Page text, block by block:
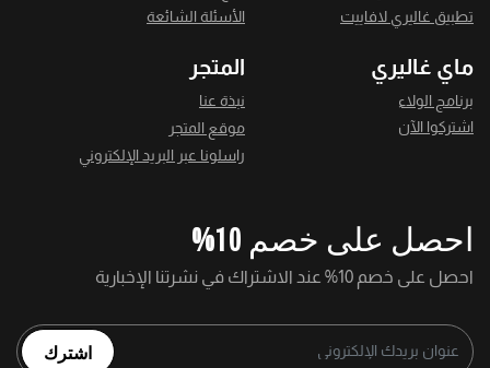
تطبيق غاليري لافاييت
الأسئلة الشائعة
ماي غاليري
برنامج الولاء
اشتركوا الآن
المتجر
نبذة عنا
موقع المتجر
راسلونا عبر البريد الإلكتروني
احصل على خصم 10%
احصل على خصم 10% عند الاشتراك في نشرتنا الإخبارية
اشترك